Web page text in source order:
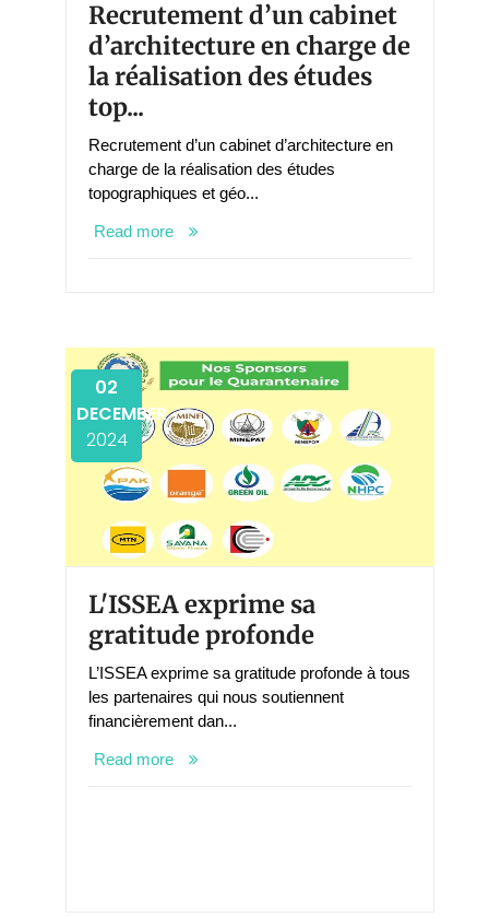
Recrutement d’un cabinet
d’architecture en charge de
la réalisation des études
top...
Recrutement d’un cabinet d’architecture en
charge de la réalisation des études
topographiques et géo...
Read more
L'ISSEA exprime sa
gratitude profonde
02
DECEMBER
2024
L’ISSEA exprime sa gratitude profonde à tous
les partenaires qui nous soutiennent
financièrement dan...
Read more